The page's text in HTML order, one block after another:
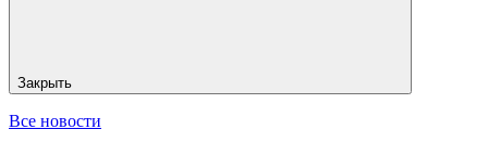
Закрыть
Все новости